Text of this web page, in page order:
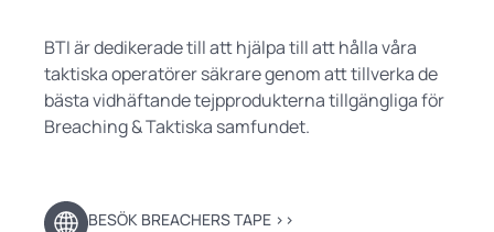
BTI är dedikerade till att hjälpa till att hålla våra
taktiska operatörer säkrare genom att tillverka de
bästa vidhäftande tejpprodukterna tillgängliga för
Breaching & Taktiska samfundet.
BESÖK BREACHERS TAPE ››